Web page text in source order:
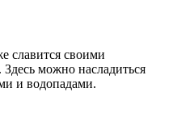
славится своими
можно насладиться
и водопадами.